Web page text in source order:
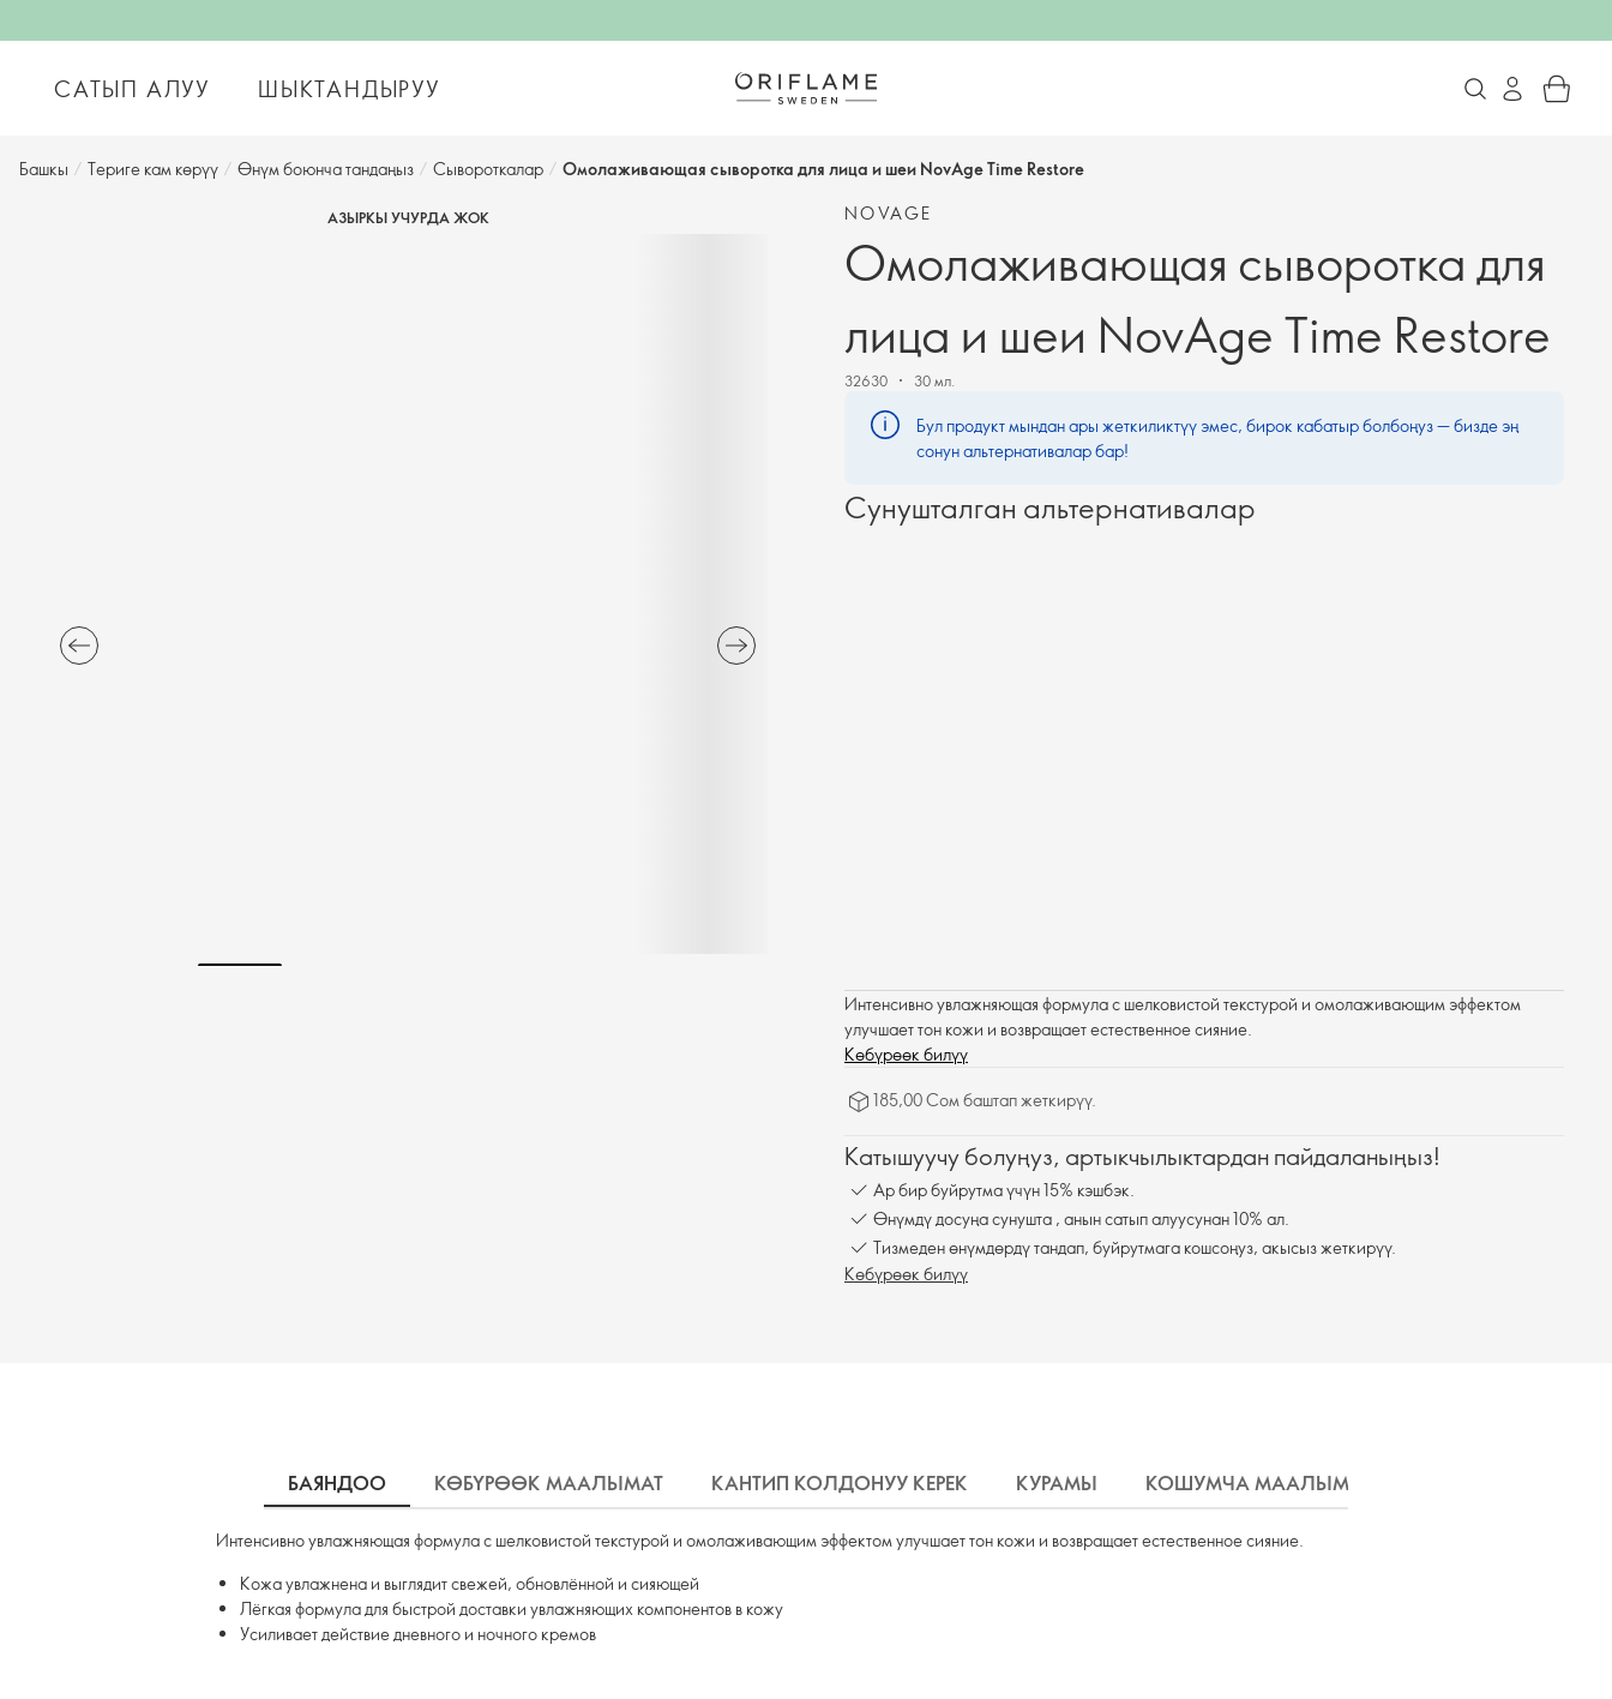
САТЫП АЛУУ ШЫКТАНДЫРУУ
Башкы / Териге кам көрүү / Өнүм боюнча тандаңыз / Сывороткалар / Омолаживающая сыворотка для лица и шеи NovAge Time Restore
АЗЫРКЫ УЧУРДА ЖОК NOVAGE
Омолаживающая сыворотка для
лица и шеи NovAge Time Restore
32630 30 мл.
Бул продукт мындан ары жеткиликтүү эмес, бирок кабатыр болбоңуз — бизде эң
сонун альтернативалар бар!
Сунушталган альтернативалар
Интенсивно увлажняющая формула с шелковистой текстурой и омолаживающим эффектом
улучшает тон кожи и возвращает естественное сияние.
Көбүрөөк билүү
185,00 Сом баштап жеткирүү.
Катышуучу болуңуз, артыкчылыктардан пайдаланыңыз!
Ар бир буйрутма үчүн 15% кэшбэк.
Өнүмдү досуңа сунушта , анын сатып алуусунан 10% ал.
Тизмеден өнүмдөрдү тандап, буйрутмага кошсоңуз, акысыз жеткирүү.
Көбүрөөк билүү
БАЯНДОО КӨБҮРӨӨК МААЛЫМАТ КАНТИП КОЛДОНУУ КЕРЕК КУРАМЫ КОШУМЧА МААЛЫМАТ
Интенсивно увлажняющая формула с шелковистой текстурой и омолаживающим эффектом улучшает тон кожи и возвращает естественное сияние.
Кожа увлажнена и выглядит свежей, обновлённой и сияющей
Лёгкая формула для быстрой доставки увлажняющих компонентов в кожу
Усиливает действие дневного и ночного кремов